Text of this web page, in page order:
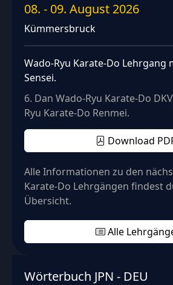
08. - 09. August 2026
Kümmersbruck
Wado-Ryu Karate-Do Lehrgang
Sensei.
6. Dan Wado-Ryu Karate-Do
Ryu Karate-Do Renmei.
Download
Alle Informationen zu den
Karate-Do Lehrgängen findest
Übersicht.
Alle
Wörterbuch JPN - DEU